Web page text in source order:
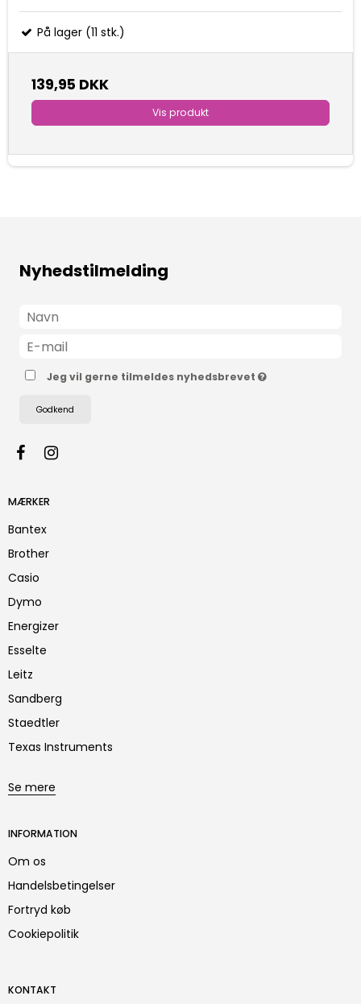
På lager (11 stk.)
139,95 DKK
Vis produkt
Nyhedstilmelding
Jeg vil gerne tilmeldes nyhedsbrevet
Godkend
MÆRKER
Bantex
Brother
Casio
Dymo
Energizer
Esselte
Leitz
Sandberg
Staedtler
Texas Instruments
Se mere
INFORMATION
Om os
Handelsbetingelser
Fortryd køb
Cookiepolitik
KONTAKT